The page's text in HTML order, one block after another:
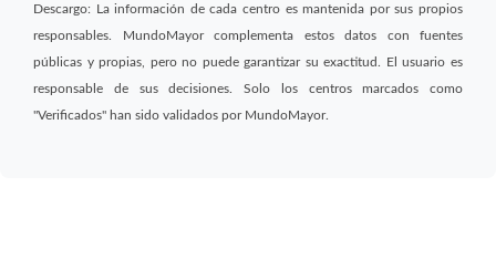
Descargo: La información de cada centro es mantenida por sus propios
responsables. MundoMayor complementa estos datos con fuentes
públicas y propias, pero no puede garantizar su exactitud. El usuario es
responsable de sus decisiones. Solo los centros marcados como
"Verificados" han sido validados por MundoMayor.